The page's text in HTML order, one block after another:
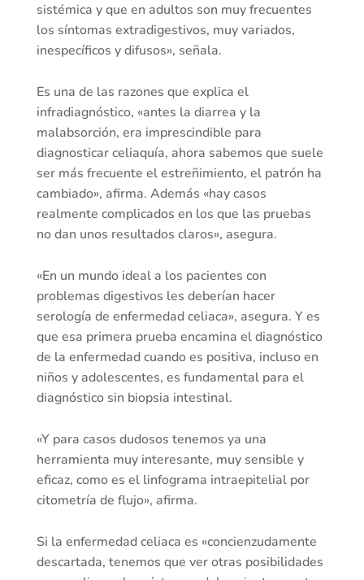
sistémica y que en adultos son muy frecuentes
los síntomas extradigestivos, muy variados,
inespecíficos y difusos», señala.
Es una de las razones que explica el
infradiagnóstico, «antes la diarrea y la
malabsorción, era imprescindible para
diagnosticar celiaquía, ahora sabemos que suele
ser más frecuente el estreñimiento, el patrón ha
cambiado», afirma. Además «hay casos
realmente complicados en los que las pruebas
no dan unos resultados claros», asegura.
«En un mundo ideal a los pacientes con
problemas digestivos les deberían hacer
serología de enfermedad celiaca», asegura. Y es
que esa primera prueba encamina el diagnóstico
de la enfermedad cuando es positiva, incluso en
niños y adolescentes, es fundamental para el
diagnóstico sin biopsia intestinal.
«Y para casos dudosos tenemos ya una
herramienta muy interesante, muy sensible y
eficaz, como es el linfograma intraepitelial por
citometría de flujo», afirma.
Si la enfermedad celiaca es «concienzudamente
descartada, tenemos que ver otras posibilidades